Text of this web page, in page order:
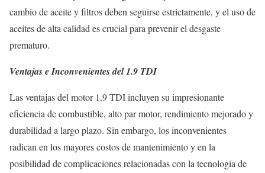
cambio de aceite y filtros deben seguirse estrictamente, y el uso de
aceites de alta calidad es crucial para prevenir el desgaste
prematuro.
Ventajas e Inconvenientes del 1.9 TDI
Las ventajas del motor 1.9 TDI incluyen su impresionante
eficiencia de combustible, alto par motor, rendimiento mejorado y
durabilidad a largo plazo. Sin embargo, los inconvenientes
radican en los mayores costos de mantenimiento y en la
posibilidad de complicaciones relacionadas con la tecnología de